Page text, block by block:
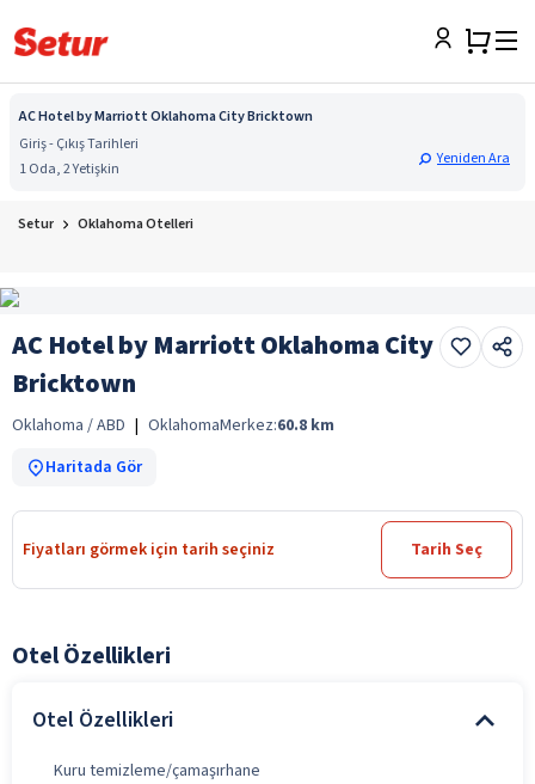
AC Hotel by Marriott Oklahoma City Bricktown
Giriş - Çıkış Tarihleri
1 Oda, 2 Yetişkin
Yeniden Ara
Setur Oklahoma Otelleri
AC Hotel by Marriott Oklahoma City
Bricktown
Oklahoma / ABD | OklahomaMerkez:60.8 km
Haritada Gör
Fiyatları görmek için tarih seçiniz Tarih Seç
Otel Özellikleri
Otel Özellikleri
Kuru temizleme/çamaşırhane